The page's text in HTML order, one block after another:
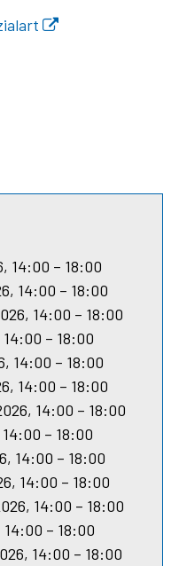
14:00 – 18:00
14:00 – 18:00
14:00 – 18:00
– 18:00
14:00 – 18:00
14:00 – 18:00
14:00 – 18:00
– 18:00
14:00 – 18:00
14:00 – 18:00
14:00 – 18:00
– 18:00
14:00 – 18:00